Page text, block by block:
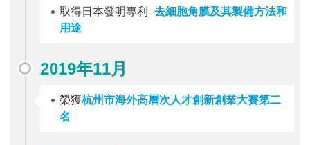
取得日本發明專利–去細胞角膜及其製備方法和
用途
2019年11月
榮獲杭州市海外高層次人才創新創業大賽第二
名